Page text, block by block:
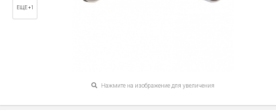
Нажмите на изображение для увеличения
ЕЩЕ +1